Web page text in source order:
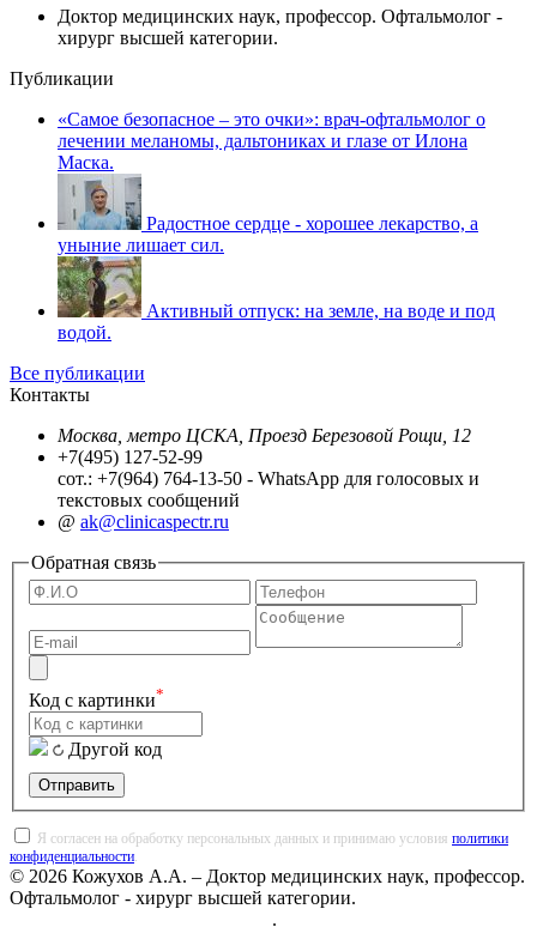
Доктор медицинских наук, профессор. Офтальмолог -
хирург высшей категории.
Публикации
«Самое безопасное – это очки»: врач-офтальмолог о
лечении меланомы, дальтониках и глазе от Илона
Маска.
Радостное сердце - хорошее лекарство, а
уныние лишает сил.
Активный отпуск: на земле, на воде и под
водой.
Все публикации
Контакты
Москва, метро ЦСКА, Проезд Березовой Рощи, 12
+7(495) 127-52-99
сот.: +7(964) 764-13-50 - WhatsApp для голосовых и
текстовых сообщений
@ ak@clinicaspectr.ru
Обратная связь
Код с картинки*
Другой код
Отправить
Я согласен на обработку персональных данных и принимаю условия политики
конфиденциальности.
© 2026 Кожухов А.А. – Доктор медицинских наук, профессор.
Офтальмолог - хирург высшей категории.
.